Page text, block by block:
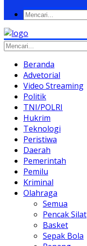
Beranda
Advetorial
Video Streaming
Politik
TNI/POLRI
Hukrim
Teknologi
Peristiwa
Daerah
Pemerintah
Pemilu
Kriminal
Olahraga
Semua
Pencak Silat
Basket
Sepak Bola